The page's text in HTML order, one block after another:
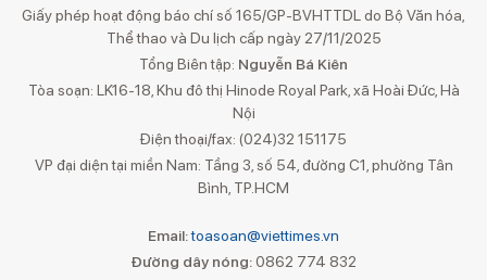
Giấy phép hoạt động báo chí số 165/GP-BVHTTDL do Bộ Văn hóa,
Thể thao và Du lịch cấp ngày 27/11/2025
Tổng Biên tập: Nguyễn Bá Kiên
Tòa soạn: LK16-18, Khu đô thị Hinode Royal Park, xã Hoài Đức, Hà
Nội
Điện thoại/fax: (024)32 151175
VP đại diện tại miền Nam: Tầng 3, số 54, đường C1, phường Tân
Bình, TP.HCM
Email:toasoan@viettimes.vn
Đường dây nóng: 0862 774 832